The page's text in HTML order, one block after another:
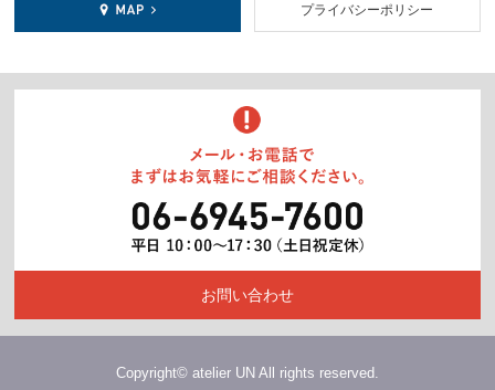
プライバシーポリシー
お問い合わせ
Copyright© atelier UN All rights reserved.